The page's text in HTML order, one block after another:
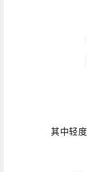
其中轻